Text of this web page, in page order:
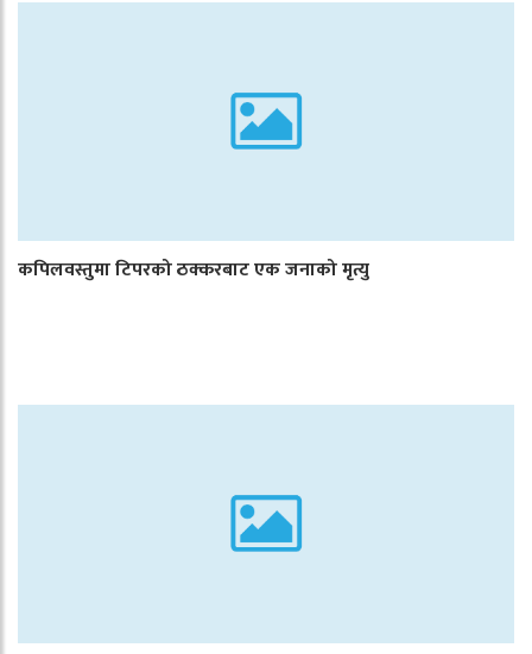
कपिलवस्तुमा टिपरको ठक्करबाट एक जनाको मृत्यु